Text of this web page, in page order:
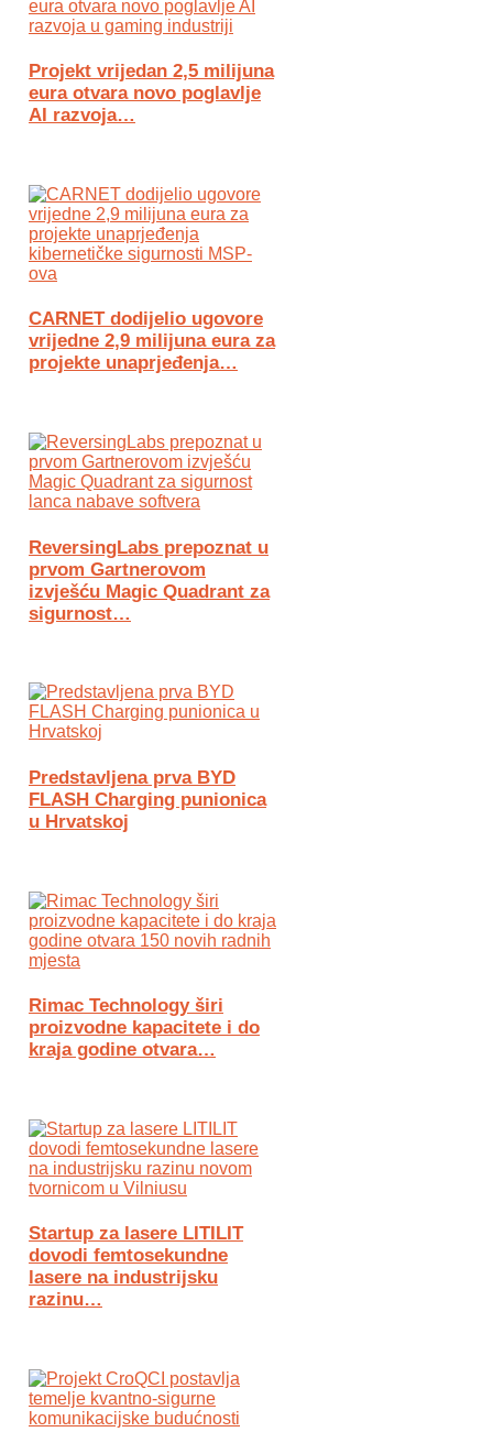
Projekt vrijedan 2,5 milijuna
eura otvara novo poglavlje
AI razvoja…
CARNET dodijelio ugovore
vrijedne 2,9 milijuna eura za
projekte unaprjeđenja…
ReversingLabs prepoznat u
prvom Gartnerovom
izvješću Magic Quadrant za
sigurnost…
Predstavljena prva BYD
FLASH Charging punionica
u Hrvatskoj
Rimac Technology širi
proizvodne kapacitete i do
kraja godine otvara…
Startup za lasere LITILIT
dovodi femtosekundne
lasere na industrijsku
razinu…